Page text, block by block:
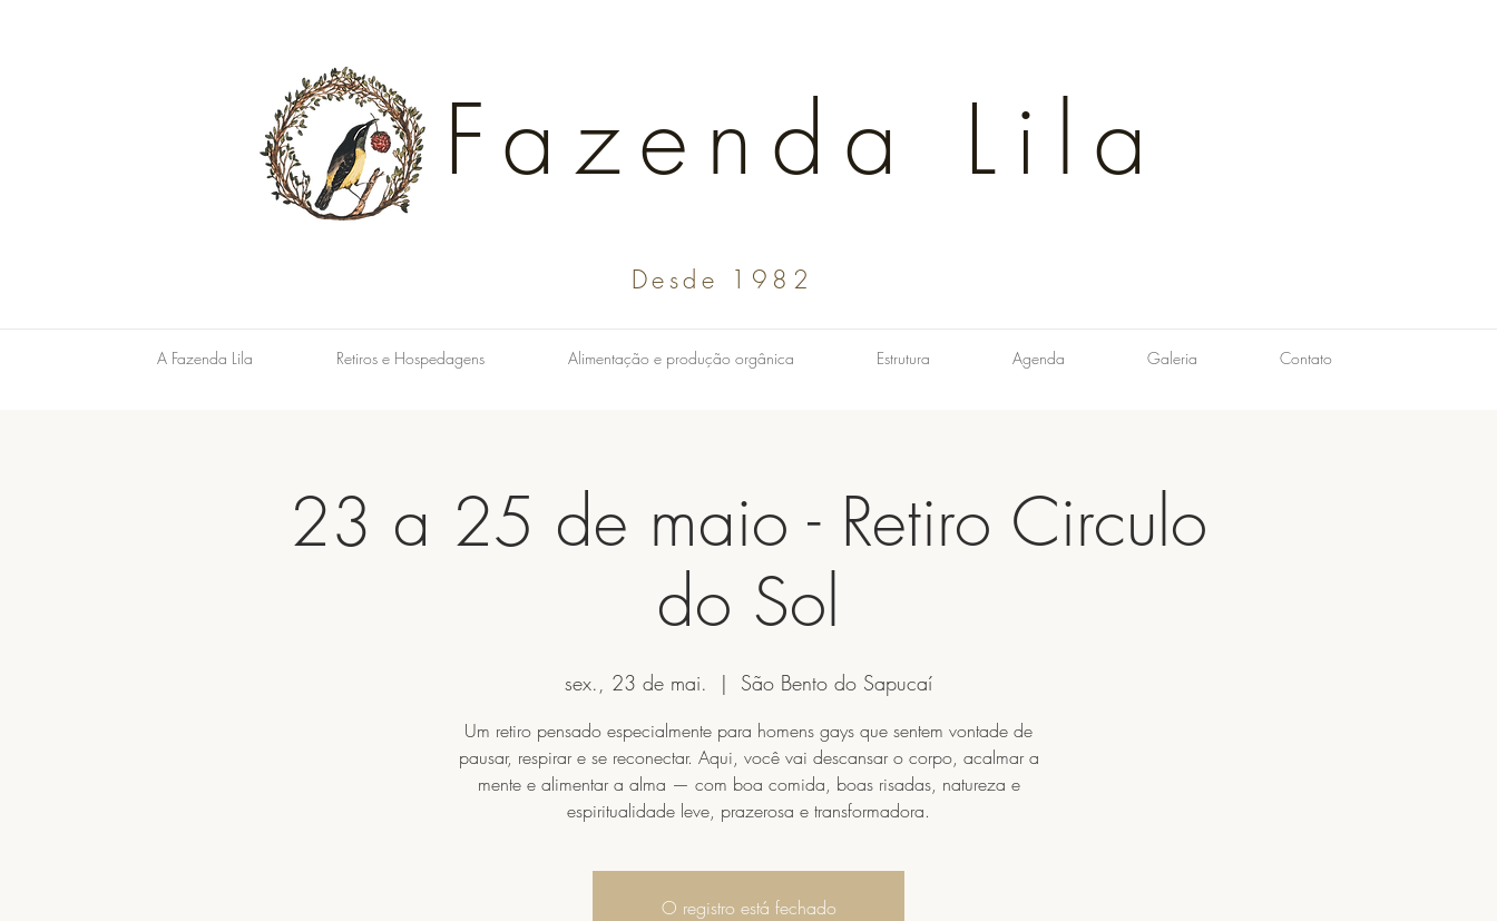
Fazenda Lila
Desde 1982
A Fazenda Lila Retiros e Hospedagens Alimentação e produção orgânica Estrutura Agenda Galeria Contato
23 a 25 de maio - Retiro Circulo
do Sol
sex., 23 de mai.
  |
São Bento do Sapucaí
Um retiro pensado especialmente para homens gays que sentem vontade de
pausar, respirar e se reconectar. Aqui, você vai descansar o corpo, acalmar a
mente e alimentar a alma — com boa comida, boas risadas, natureza e
espiritualidade leve, prazerosa e transformadora.
O registro está fechado